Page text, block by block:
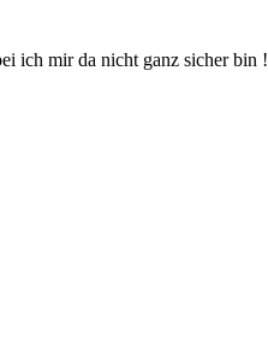
ich mir da nicht ganz sicher bin !